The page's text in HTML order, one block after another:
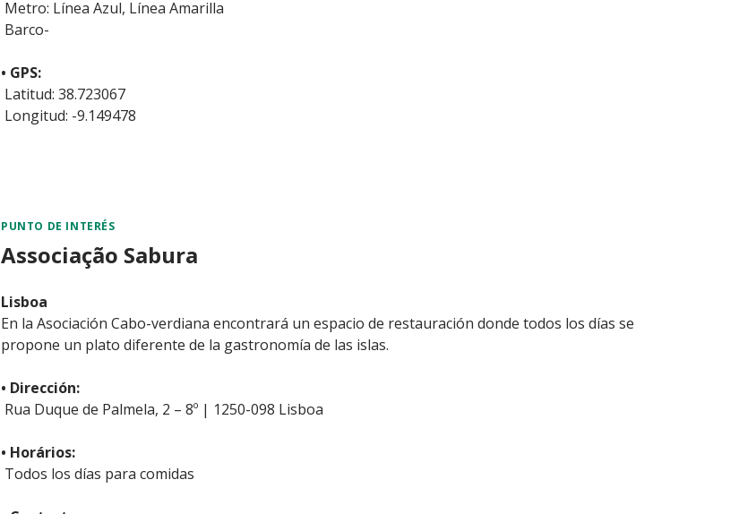
Metro: Línea Azul, Línea Amarilla
Barco-
• GPS:
Latitud: 38.723067
Longitud: -9.149478
PUNTO DE INTERÉS
Associação Sabura
Lisboa
En la Asociación Cabo-verdiana encontrará un espacio de restauración donde todos los días se
propone un plato diferente de la gastronomía de las islas.
• Dirección:
Rua Duque de Palmela, 2 – 8º | 1250-098 Lisboa
• Horários:
Todos los días para comidas